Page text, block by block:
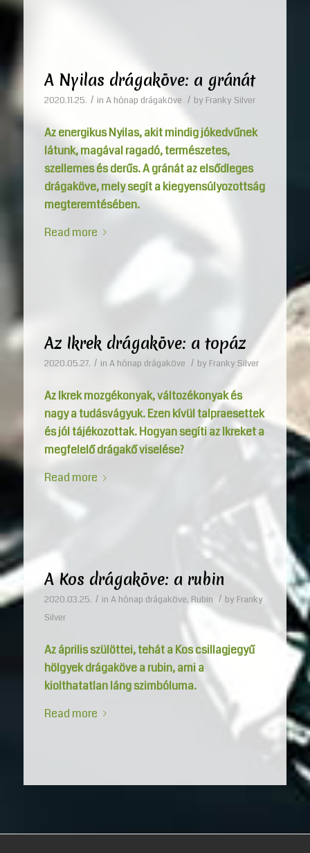
A Nyilas drágaköve: a gránát
2020.11.25. / in A hónap drágaköve / by Franky Silver
Az energikus Nyilas, akit mindig jókedvűnek
látunk, magával ragadó, természetes,
szellemes és derűs. A gránát az elsődleges
drágaköve, mely segít a kiegyensúlyozottság
megteremtésében.
Read more
Az Ikrek drágaköve: a topáz
2020.05.27. / in A hónap drágaköve / by Franky Silver
Az Ikrek mozgékonyak, változékonyak és
nagy a tudásvágyuk. Ezen kívül talpraesettek
és jól tájékozottak. Hogyan segíti az Ikreket a
megfelelő drágakő viselése?
Read more
A Kos drágaköve: a rubin
2020.03.25. / in A hónap drágaköve, Rubin / by Franky
Silver
Az április szülöttei, tehát a Kos csillagjegyű
hölgyek drágaköve a rubin, ami a
kiolthatatlan láng szimbóluma.
Read more